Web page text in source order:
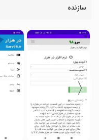
سازنده
〈